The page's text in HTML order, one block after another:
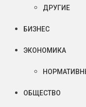
ДРУГИЕ
БИЗНЕС
ЭКОНОМИКА
ОБЩЕСТВО